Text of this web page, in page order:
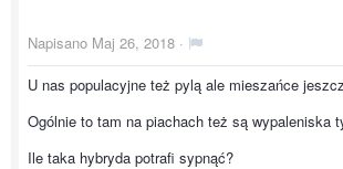
Napisano Maj 26, 2018 ·
U nas populacyjne też pylą ale mieszańce
Ogólnie to tam na piachach też są wypaleniska
Ile taka hybryda potrafi sypnąć?